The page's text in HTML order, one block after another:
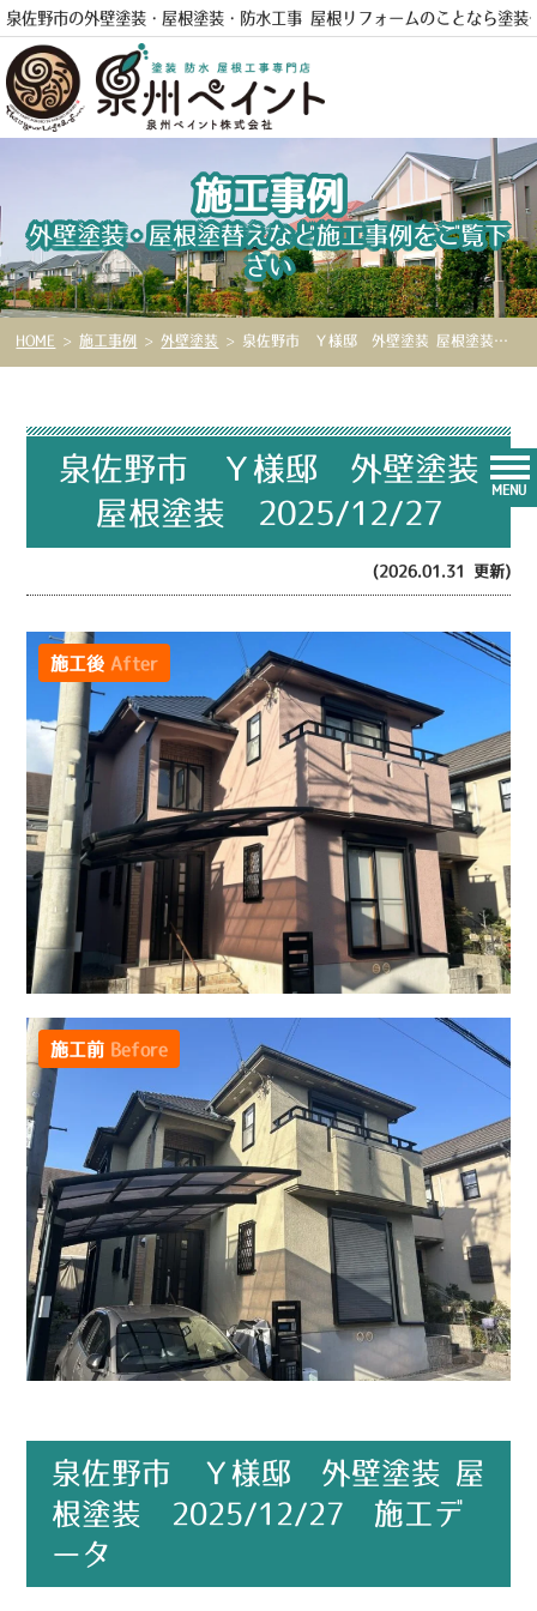
泉佐野市の外壁塗装・屋根塗装・防水工事 屋根リフォームのことなら塗装
電話
MENU
施工事例
外壁塗装・屋根塗替えなど施工事例をご覧下
さい
HOME >施工事例 > 外壁塗装 > 泉佐野市 Ｙ様邸 外壁塗装 屋根塗装 2025/12/27
泉佐野市 Ｙ様邸 外壁塗装
屋根塗装 2025/12/27
(2026.01.31 更新)
施工後 After
施工前 Before
泉佐野市 Ｙ様邸 外壁塗装 屋
根塗装 2025/12/27 施工デ
ータ